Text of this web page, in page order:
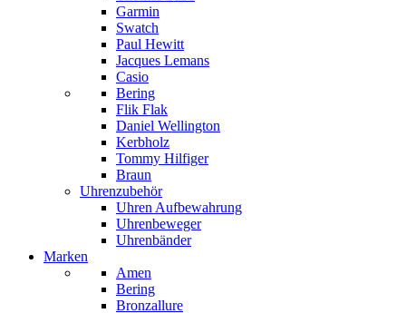
Garmin
Swatch
Paul Hewitt
Jacques Lemans
Casio
Bering
Flik Flak
Daniel Wellington
Kerbholz
Tommy Hilfiger
Braun
Uhrenzubehör
Uhren Aufbewahrung
Uhrenbeweger
Uhrenbänder
Marken
Amen
Bering
Bronzallure